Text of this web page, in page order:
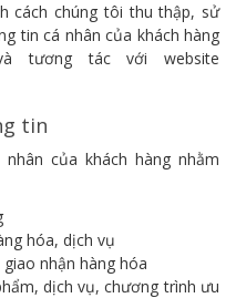
cách chúng tôi thu thập, sử
tin cá nhân của khách hàng
tương tác với website
tin
của khách hàng nhằm
hóa, dịch vụ
nhận hàng hóa
dịch vụ, chương trình ưu